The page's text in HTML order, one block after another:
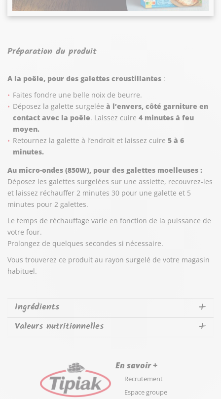
Préparation du produit
A la poêle, pour des galettes croustillantes :
Faites fondre une belle noix de beurre.
Déposez la galette surgeléeà l’envers, côté garniture en
contact avec la poêle. Laissez cuire4 minutes à feu
moyen.
Retournez la galette à l’endroit et laissez cuire5 à 6
minutes.
Au micro-ondes (850W), pour des galettes moelleuses :
Déposez les galettes surgelées sur une assiette, recouvrez-les
et laissez réchauffer 2 minutes 30 pour une galette et 5
minutes pour 2 galettes.
Le temps de réchauffage varie en fonction de la puissance de
votre four.
Prolongez de quelques secondes si nécessaire.
Vous trouverez ce produit au rayon surgelé de votre magasin
habituel.
Ingrédients
Valeurs nutritionnelles
En savoir +
Recrutement
Espace groupe